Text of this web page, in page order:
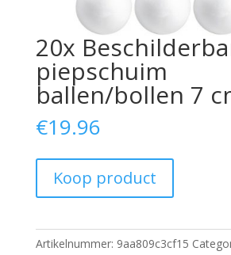
20x
piepschuim
ballen/bollen 7
€19.96
Koop product
Artikelnummer: 9aa809c3cf15